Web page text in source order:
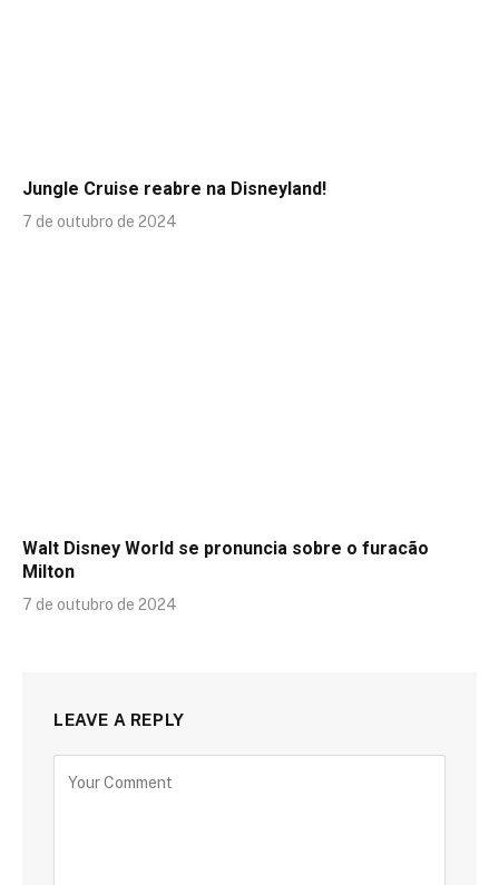
Jungle Cruise reabre na Disneyland!
7 de outubro de 2024
Walt Disney World se pronuncia sobre o furacão
Milton
7 de outubro de 2024
LEAVE A REPLY